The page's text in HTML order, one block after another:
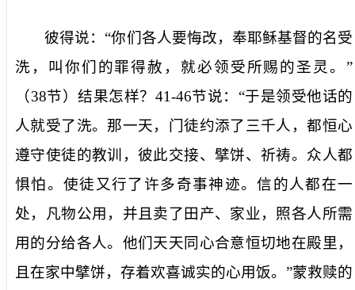
彼得说：“你们各人要悔改，奉耶稣基督的名受
洗，叫你们的罪得赦，就必领受所赐的圣灵。”
（38节）结果怎样？ 41-46节说：“于是领受他话的
人就受了洗。那一天，门徒约添了三千人，都恒心
遵守使徒的教训，彼此交接、擘饼、祈祷。众人都
惧怕。使徒又行了许多奇事神迹。信的人都在一
处，凡物公用，并且卖了田产、家业，照各人所需
用的分给各人。他们天天同心合意恒切地在殿里，
且在家中擘饼，存着欢喜诚实的心用饭。”蒙救赎的